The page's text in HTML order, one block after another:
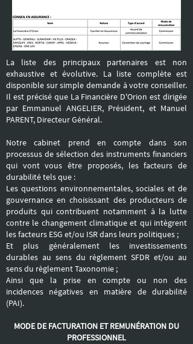
La liste des principaux partenaires est non
exhaustive et évolutive. La liste complète est
disponible sur simple demande à votre conseiller.
Il est précisé que La Financière D'Orion est dirigée
par Emmanuel ANGELIER, Président, et Manuel
PARENT, Directeur Général.
Notre cabinet prend en compte dans son
processus de sélection des instruments financiers
qui vont vous être proposés, les facteurs de
durabilité tels que :
Les questions environnementales, sociales et de
gouvernance en choisissant des producteurs de
produits qui contribuent notamment à la lutte
contre le changement climatique et qui intègrent
les facteurs ESG et/ou ISR dans leurs politiques ;
Et plus généralement les investissements
durables au sens du règlement SFDR et/ou au
sens du règlement Taxonomie ;
Ainsi que la prise en compte ou non des
incidences négatives en matière de durabilité
(PAI).
MODE DE FACTURATION ET REMUNÉRATION DU
PROFESSIONNEL